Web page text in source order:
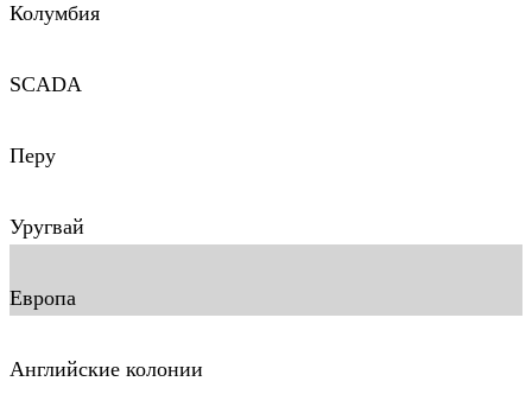
Колумбия
SCADA
Перу
Уругвай
Европа
Английские колонии